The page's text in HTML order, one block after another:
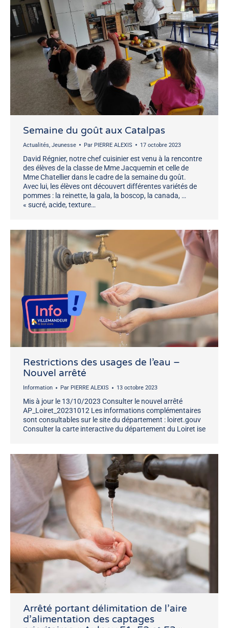
Semaine du goût aux Catalpas
Actualités, Jeunesse Par PIERRE ALEXIS 17 octobre 2023
David Régnier, notre chef cuisinier est venu à la rencontre
des élèves de la classe de Mme Jacquemin et celle de
Mme Chatellier dans le cadre de la semaine du goût.
Avec lui, les élèves ont découvert différentes variétés de
pommes : la reinette, la gala, la boscop, la canada, …
« sucré, acide, texture…
Restrictions des usages de l’eau –
Nouvel arrêté
Information Par PIERRE ALEXIS 13 octobre 2023
Mis à jour le 13/10/2023 Consulter le nouvel arrêté
AP_Loiret_20231012 Les informations complémentaires
sont consultables sur le site du département : loiret.gouv
Consulter la carte interactive du département du Loiret ise
Arrêté portant délimitation de l’aire
d’alimentation des captages